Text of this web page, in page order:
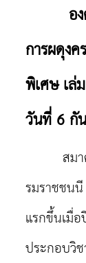
องค์ก
การผดุง
พิเศษ เ
วันที่ 6 กั
สมาคม
รมราชชน
แรกขึ้นเมื่
ประกอบวิ